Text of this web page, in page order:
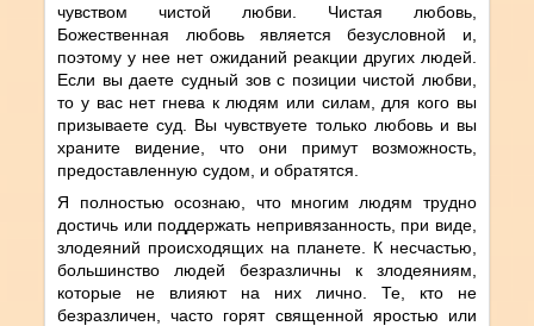
чувством чистой любви. Чистая любовь,
Божественная любовь является безусловной и,
поэтому у нее нет ожиданий реакции других людей.
Если вы даете судный зов с позиции чистой любви,
то у вас нет гнева к людям или силам, для кого вы
призываете суд. Вы чувствуете только любовь и вы
храните видение, что они примут возможность,
предоставленную судом, и обратятся.
Я полностью осознаю, что многим людям трудно
достичь или поддержать непривязанность, при виде,
злодеяний происходящих на планете. К несчастью,
большинство людей безразличны к злодеяниям,
которые не влияют на них лично. Те, кто не
безразличен, часто горят священной яростью или